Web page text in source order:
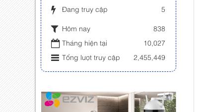
Đang truy cập 5
Hôm nay
838
Tháng hiện tại
10,027
Tổng lượt truy cập
2,455,449